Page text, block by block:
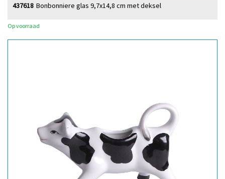
Bonbonniere glas 9,7x14,8 cm met deksel
437618
Op voorraad